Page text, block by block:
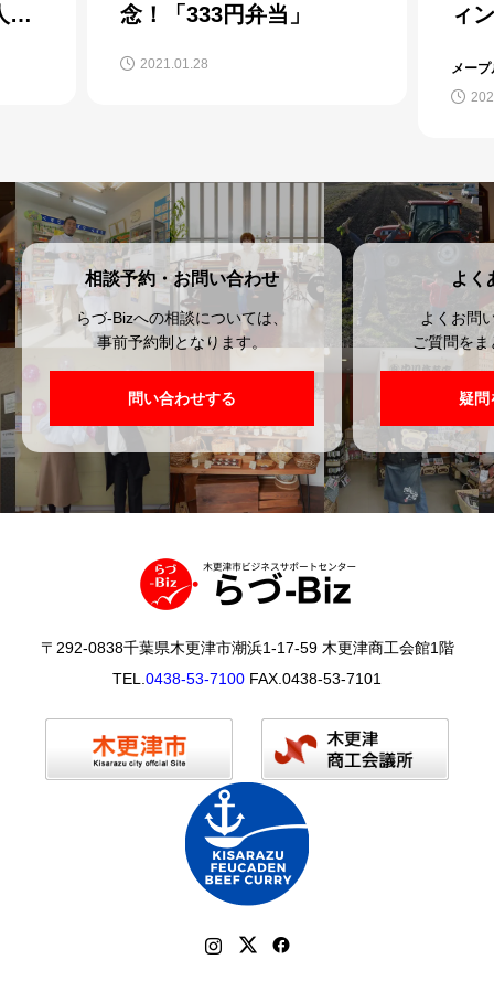
念！「333円弁当」
2021.01.28
ィ
メー
相談予約・お問い合わせ
らづ-Bizへの相談については、
事前予約制となります。
問い合わせする
よく
よくお問
ご質問を
疑問
〒292-0838千葉県木更津市潮浜1-17-59 木更津商工会館1階
TEL.0438-53-7100 FAX.0438-53-7101